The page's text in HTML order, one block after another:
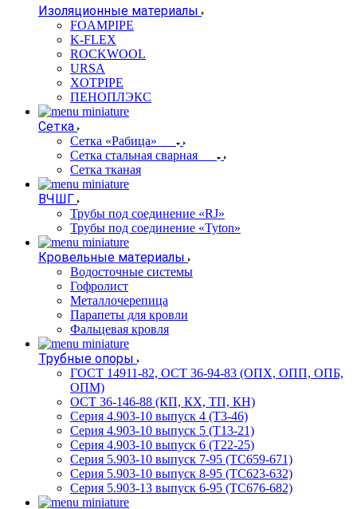
Изоляционные материалы
FOAMPIPE
K-FLEX
ROCKWOOL
URSA
XOTPIPE
ПЕНОПЛЭКС
Сетка
Сетка «Рабица»
Сетка стальная сварная
Сетка тканая
ВЧШГ
Трубы под соединение «RJ»
Трубы под соединение «Tyton»
Кровельные материалы
Водосточные системы
Гофролист
Металлочерепица
Парапеты для кровли
Фальцевая кровля
Трубные опоры
ГОСТ 14911-82, ОСТ 36-94-83 (ОПХ, ОПП, ОПБ,
ОПМ)
ОСТ 36-146-88 (КП, КХ, ТП, КН)
Серия 4.903-10 выпуск 4 (Т3-46)
Серия 4.903-10 выпуск 5 (Т13-21)
Серия 4.903-10 выпуск 6 (Т22-25)
Серия 5.903-10 выпуск 7-95 (ТС659-671)
Серия 5.903-10 выпуск 8-95 (ТС623-632)
Серия 5.903-13 выпуск 6-95 (ТС676-682)